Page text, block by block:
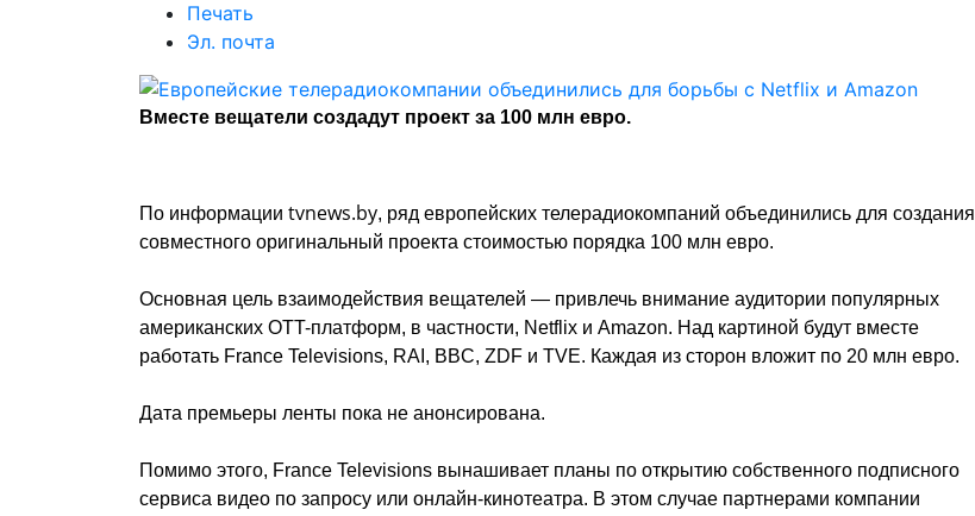
Печать
Эл. почта
Вместе вещатели создадут проект за 100 млн евро.
По информации tvnews.by, ряд европейских телерадиокомпаний объединились для создания
совместного оригинальный проекта стоимостью порядка 100 млн евро.
Основная цель взаимодействия вещателей — привлечь внимание аудитории популярных
американских OTT-платформ, в частности, Netflix и Amazon. Над картиной будут вместе
работать France Televisions, RAI, BBC, ZDF и TVE. Каждая из сторон вложит по 20 млн евро.
Дата премьеры ленты пока не анонсирована.
Помимо этого, France Televisions вынашивает планы по открытию собственного подписного
сервиса видео по запросу или онлайн-кинотеатра. В этом случае партнерами компании